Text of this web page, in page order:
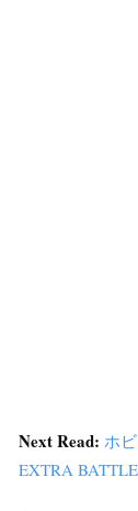
Next Read: ホ
EXTRA